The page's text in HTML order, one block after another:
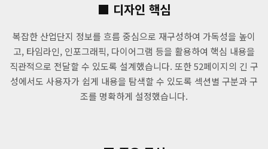
■ 디자인 핵심
복잡한 산업단지 정보를 흐름 중심으로 재구성하여 가독성을 높이
고, 타임라인, 인포그래픽, 다이어그램 등을 활용하여 핵심 내용을
직관적으로 전달할 수 있도록 설계했습니다. 또한 52페이지의 긴 구
성에서도 사용자가 쉽게 내용을 탐색할 수 있도록 섹션별 구분과 구
조를 명확하게 설정했습니다.